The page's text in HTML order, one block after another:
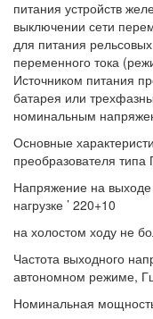
питания устройств
выключении сети
для питания
переменного тока
Источником питания
батарея или
номинальным
Основные
преобразователя
Напряжение на
нагрузке ’ 220+10
на холостом ходу не
Частота выходного
автономном режиме,
Номинальная